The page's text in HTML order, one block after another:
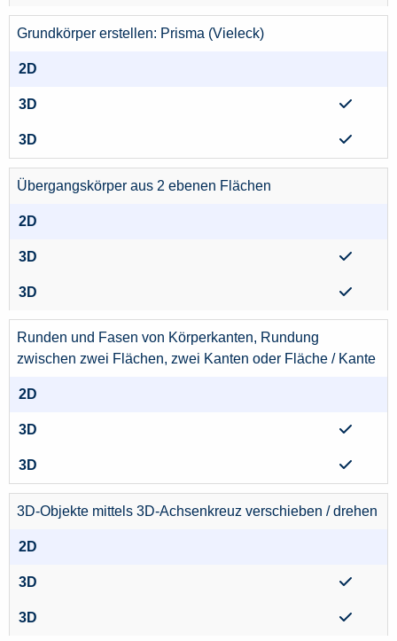
Grundkörper erstellen: Prisma (Vieleck)
Übergangskörper aus 2 ebenen Flächen
Runden und Fasen von Körperkanten, Rundung
zwischen zwei Flächen, zwei Kanten oder Fläche / Kante
3D-Objekte mittels 3D-Achsenkreuz verschieben / drehen